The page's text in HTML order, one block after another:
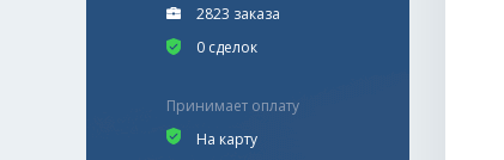
2823 заказа
0 сделок
Принимает оплату
На карту